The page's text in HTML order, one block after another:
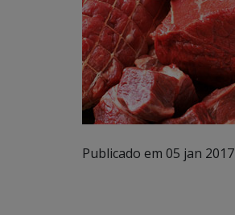
Publicado em 05 jan 2017